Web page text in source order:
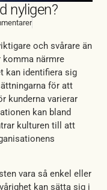
nyligen?
och svårare än
komma närmre
kan identifiera sig
för att
kunderna varierar
kan bland
kulturen till att
vara så enkel eller
kan sätta sig i